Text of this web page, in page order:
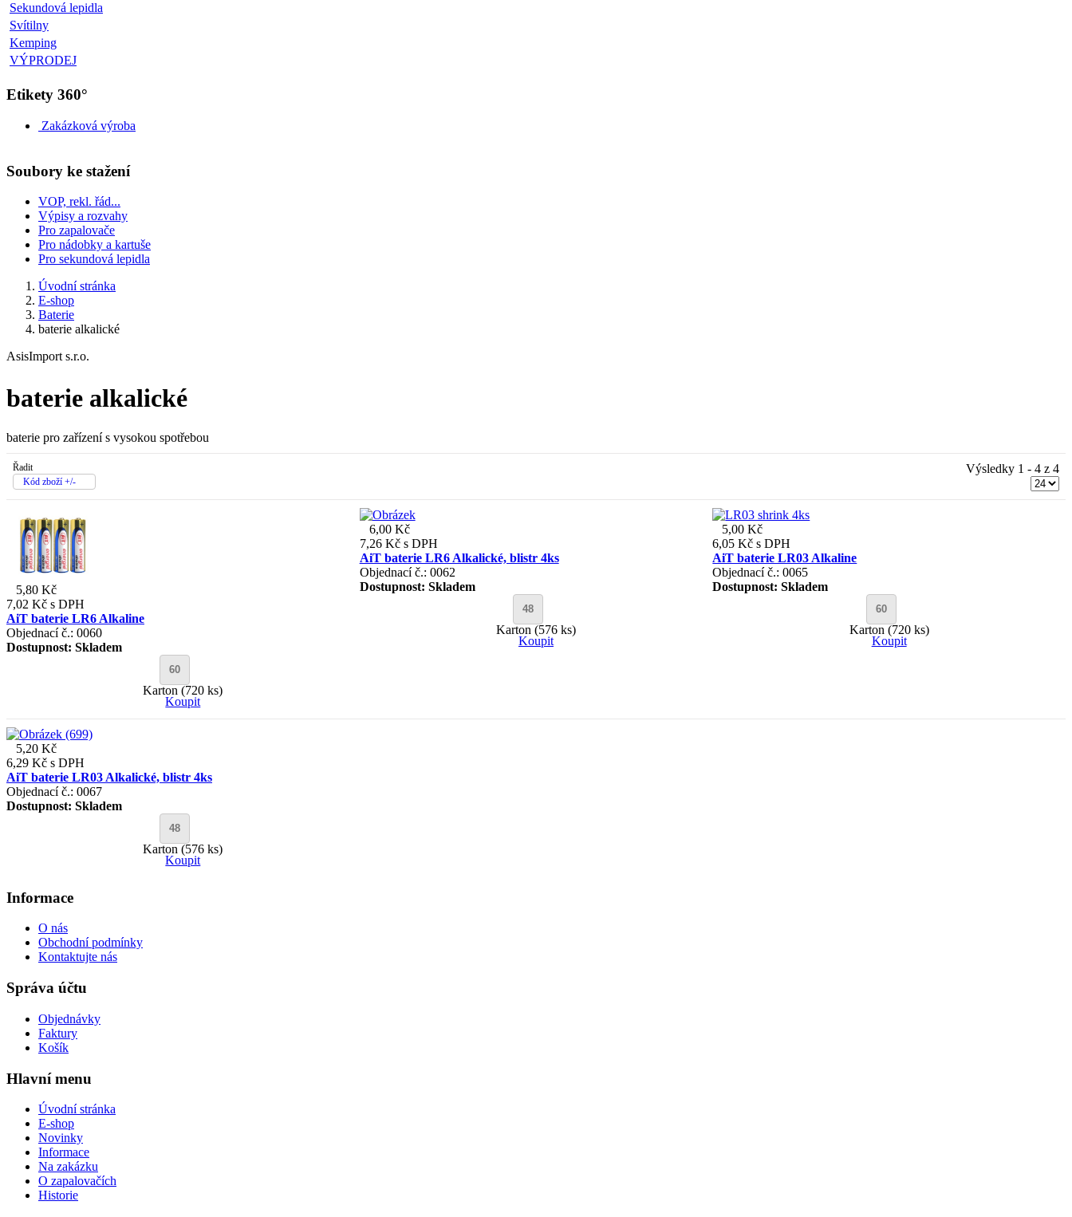
Sekundová lepidla
Svítilny
Kemping
VÝPRODEJ
Etikety 360°
Zakázková výroba
Soubory ke stažení
VOP, rekl. řád...
Výpisy a rozvahy
Pro zapalovače
Pro nádobky a kartuše
Pro sekundová lepidla
Úvodní stránka
E-shop
Baterie
baterie alkalické
AsisImport s.r.o.
baterie alkalické
baterie pro zařízení s vysokou spotřebou
Řadit
Kód zboží +/-
Výsledky 1 - 4 z 4
5,80 Kč
7,02 Kč s DPH
AiT baterie LR6 Alkaline
Objednací č.: 0060
Dostupnost: Skladem
Karton (720 ks)
Koupit
6,00 Kč
7,26 Kčs DPH
AiT baterie LR6 Alkalické, blistr 4ks
Objednací č.: 0062
Dostupnost: Skladem
Karton (576 ks)
Koupit
5,00 Kč
6,05 Kč s DPH
AiT baterie LR03 Alkaline
Objednací č.: 0065
Dostupnost:Skladem
Karton (720 ks)
Koupit
5,20 Kč
6,29 Kč s DPH
AiT baterie LR03 Alkalické, blistr 4ks
Objednací č.: 0067
Dostupnost: Skladem
Karton (576 ks)
Koupit
Informace
O nás
Obchodní podmínky
Kontaktujte nás
Správa účtu
Objednávky
Faktury
Košík
Hlavní menu
Úvodní stránka
E-shop
Novinky
Informace
Na zakázku
O zapalovačích
Historie